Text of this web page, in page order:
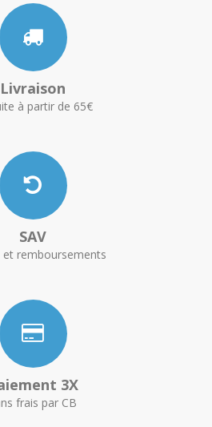
Livraison
à partir de 65€
SAV
et remboursements
3X
frais par CB